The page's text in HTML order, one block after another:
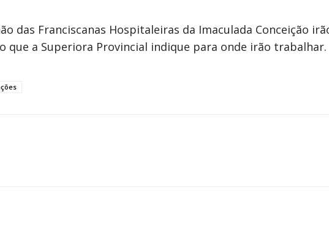
das Franciscanas Hospitaleiras da Imaculada Conceição
que a Superiora Provincial indique para onde irão trabalhar.